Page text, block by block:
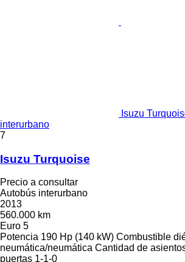
Isuzu
interurbano
7
Isuzu Turquoise
Precio a consultar
Autobús interurbano
2013
560.000 km
Euro 5
Potencia 190 Hp (140 kW) Combustible
neumática/neumática Cantidad de
puertas 1-1-0